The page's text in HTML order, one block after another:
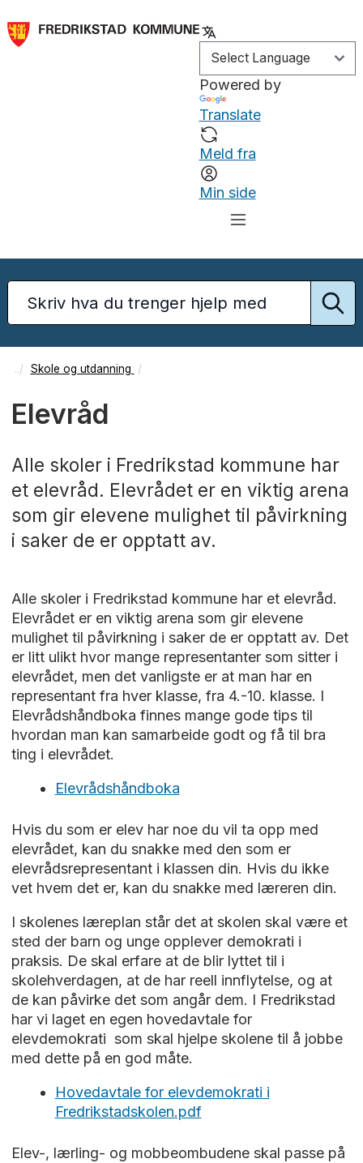
Powered by
Translate
Meld fra
Min side
Skole og utdanning
Elevråd
Alle skoler i Fredrikstad kommune har
et elevråd. Elevrådet er en viktig arena
som gir elevene mulighet til påvirkning
i saker de er opptatt av.
Alle skoler i Fredrikstad kommune har et elevråd.
Elevrådet er en viktig arena som gir elevene
mulighet til påvirkning i saker de er opptatt av. Det
er litt ulikt hvor mange representanter som sitter i
elevrådet, men det vanligste er at man har en
representant fra hver klasse, fra 4.-10. klasse. I
Elevrådshåndboka finnes mange gode tips til
hvordan man kan samarbeide godt og få til bra
ting i elevrådet.
Elevrådshåndboka
Hvis du som er elev har noe du vil ta opp med
elevrådet, kan du snakke med den som er
elevrådsrepresentant i klassen din. Hvis du ikke
vet hvem det er, kan du snakke med læreren din.
I skolenes læreplan står det at skolen skal være et
sted der barn og unge opplever demokrati i
praksis. De skal erfare at de blir lyttet til i
skolehverdagen, at de har reell innflytelse, og at
de kan påvirke det som angår dem. I Fredrikstad
har vi laget en egen hovedavtale for
elevdemokrati som skal hjelpe skolene til å jobbe
med dette på en god måte.
Hovedavtale for elevdemokrati i
Fredrikstadskolen.pdf
Elev-, lærling- og mobbeombudene skal passe på